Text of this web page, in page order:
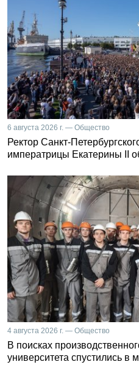
6 августа 2026 г. — Общество
Ректор Санкт-
императрицы Екатерины II
4 августа 2026 г. — Общество
В поисках
университета спустились в